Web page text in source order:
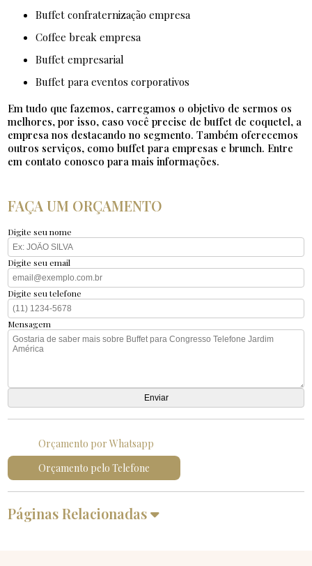
buffet confraternização empresa
coffee break empresa
buffet empresarial
buffet para eventos corporativos
Em tudo que fazemos, carregamos o objetivo de sermos os
melhores, por isso, caso você precise de buffet de coquetel, a
empresa nos destacando no segmento. Também oferecemos
outros serviços, como buffet para empresas e brunch. Entre
em contato conosco para mais informações.
FAÇA UM ORÇAMENTO
Digite seu nome
Digite seu email
Digite seu telefone
Mensagem
Orçamento por Whatsapp
Orçamento pelo Telefone
Páginas Relacionadas